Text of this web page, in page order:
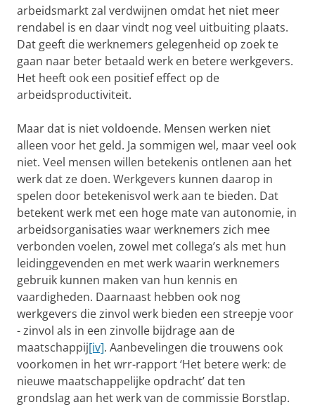
arbeidsmarkt zal verdwijnen omdat het niet meer
rendabel is en daar vindt nog veel uitbuiting plaats.
Dat geeft die werknemers gelegenheid op zoek te
gaan naar beter betaald werk en betere werkgevers.
Het heeft ook een positief effect op de
arbeidsproductiviteit.
Maar dat is niet voldoende. Mensen werken niet
alleen voor het geld. Ja sommigen wel, maar veel ook
niet. Veel mensen willen betekenis ontlenen aan het
werk dat ze doen. Werkgevers kunnen daarop in
spelen door betekenisvol werk aan te bieden. Dat
betekent werk met een hoge mate van autonomie, in
arbeidsorganisaties waar werknemers zich mee
verbonden voelen, zowel met collega’s als met hun
leidinggevenden en met werk waarin werknemers
gebruik kunnen maken van hun kennis en
vaardigheden. Daarnaast hebben ook nog
werkgevers die zinvol werk bieden een streepje voor
- zinvol als in een zinvolle bijdrage aan de
maatschappij[iv]. Aanbevelingen die trouwens ook
voorkomen in het wrr-rapport ‘Het betere werk: de
nieuwe maatschappelijke opdracht’ dat ten
grondslag aan het werk van de commissie Borstlap.